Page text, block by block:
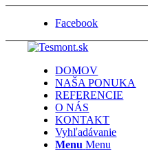
Facebook
DOMOV
NAŠA PONUKA
REFERENCIE
O NÁS
KONTAKT
Vyhľadávanie
Menu Menu